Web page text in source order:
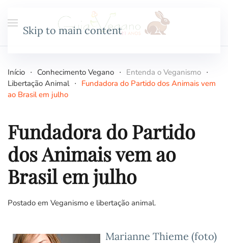
Skip to main content
Início Conhecimento Vegano
Entenda o Veganismo
Libertação Animal
Fundadora do Partido dos Animais vem
ao Brasil em julho
Fundadora do Partido
dos Animais vem ao
Brasil em julho
Postado em Veganismo e libertação animal.
Marianne Thieme (foto)